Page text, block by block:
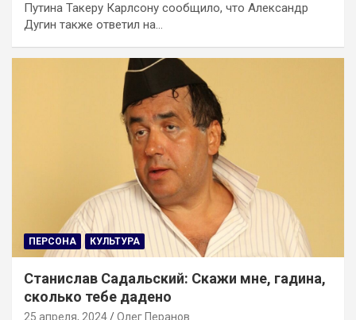
Путина Такеру Карлсону сообщило, что Александр
Дугин также ответил на…
ПЕРСОНА КУЛЬТУРА
Станислав Садальский: Скажи мне, гадина,
сколько тебе дадено
25 апреля, 2024 Олег Перанов